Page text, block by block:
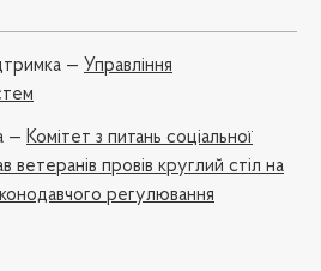
— Управління
— Комітет з питань соціальної
ветеранів провів круглий стіл на
регулювання